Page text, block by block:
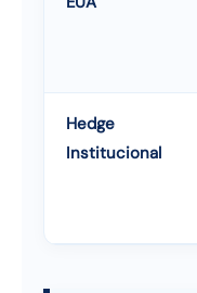
Hedge
Institucional